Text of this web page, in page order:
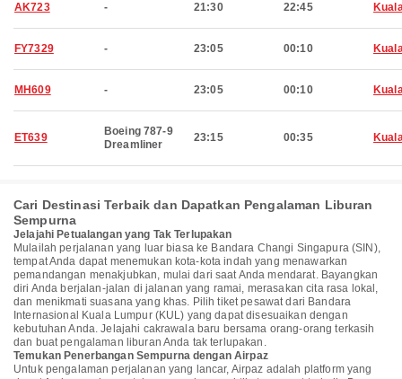
AK723 - 21:30 22:45
FY7329 - 23:05 00:10
MH609 - 23:05 00:10
ET639
Boeing 787-9
Dreamliner
23:15 00:35
Cari Destinasi Terbaik dan Dapatkan Pengalaman Liburan
Sempurna
Jelajahi Petualangan yang Tak Terlupakan
Mulailah perjalanan yang luar biasa ke Bandara Changi Singapura (SIN),
tempat Anda dapat menemukan kota-kota indah yang menawarkan
pemandangan menakjubkan, mulai dari saat Anda mendarat. Bayangkan
diri Anda berjalan-jalan di jalanan yang ramai, merasakan cita rasa lokal,
dan menikmati suasana yang khas. Pilih tiket pesawat dari Bandara
Internasional Kuala Lumpur (KUL) yang dapat disesuaikan dengan
kebutuhan Anda. Jelajahi cakrawala baru bersama orang-orang terkasih
dan buat pengalaman liburan Anda tak terlupakan.
Temukan Penerbangan Sempurna dengan Airpaz
Untuk pengalaman perjalanan yang lancar, Airpaz adalah platform yang